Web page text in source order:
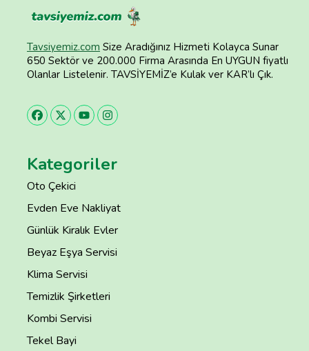
Tavsiyemiz.com Size Aradığınız Hizmeti Kolayca Sunar
650 Sektör ve 200.000 Firma Arasında En UYGUN fiyatlı
Olanlar Listelenir. TAVSİYEMİZ’e Kulak ver KAR’lı Çık.
Kategoriler
Oto Çekici
Evden Eve Nakliyat
Günlük Kiralık Evler
Beyaz Eşya Servisi
Klima Servisi
Temizlik Şirketleri
Kombi Servisi
Tekel Bayi